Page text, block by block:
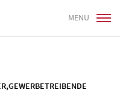
MENU
,GEWERBETREIBENDE